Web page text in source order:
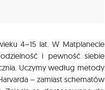
4–15 lat. W Matplanecie
i pewność siebie
Uczymy według metody
– zamiast schematów